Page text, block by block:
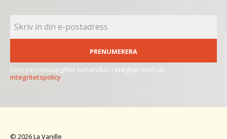
PRENUMERERA
Dina personuppgifter behandlas i enlighet med vår
integritetspolicy.
© 2026 La Vanille